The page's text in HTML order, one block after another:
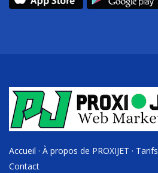
Accueil · À propos de PROXIJET · Tarifs
Contact